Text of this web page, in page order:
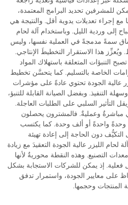
للمشرفين تحديد البرامج المعتمدة،
مع إجراء تعديلات يدوية أقل. والنتيجة هي
إلى وردية الليل. وباستخدام آلة لحام
سمةً مدمجةً في العملية نفسها، وليس
هذا الاستقرار التخطيطَ الإنتاجي.
التنبؤات المتعلقة باستهلاك المواد
الخاصة بالتسليم. كما يتحسَّن تخطيط
عالية الجودة تحتوي عادةً على مؤشرات
التنفيذ. وبفضل الصيانة القابلة للتنبؤ،
التأثير السلبي على الطلبات العاجلة.
مباشرةٌ وعمليةٌ. فالمشترون يحصلون
واحدةً أو ألف وحدة. كما يكتسب
دون الحاجة إلى إعادة تهيئة
الليزر عالية الجودة التعقيدَ مع زيادة
التصنيع. وهذه النقطة محوريةٌ لأنها
فعلية. إذ يمكن للشركات الاستجابة بشكل
على معايير الجودة، واستمرار تدفق
المنتجات وحجمها.